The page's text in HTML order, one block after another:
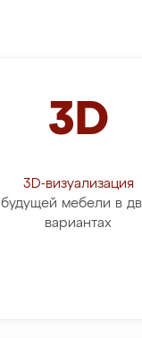
3D
3D-визуализация
будущей мебели в
вариантах